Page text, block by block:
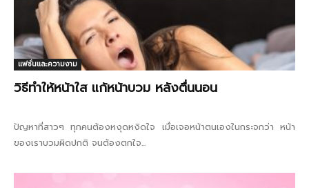
แฟชั่นและความงาม
วิธีทําให้หน้าใส แก้หน้าบวม หลังตื่นนอน
ปัญหาที่สาวๆ ทุกคนต้องหงุดหงิดใจ เมื่อเจอหน้าตนเองในกระจกว่า หน้า
ของเราบวมผิดปกติ จนต้องตกใจ...